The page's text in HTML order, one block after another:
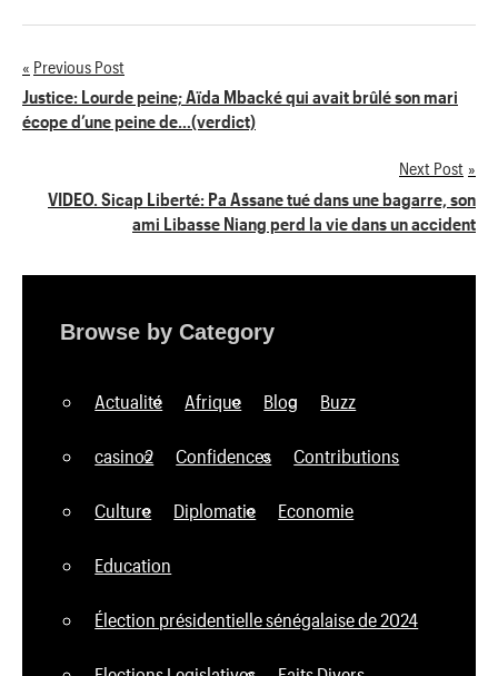
Navigation
de
Previous Post
Justice: Lourde peine; Aïda Mbacké qui avait brûlé son mari
écope d’une peine de…(verdict)
Next Post
VIDEO. Sicap Liberté: Pa Assane tué dans une bagarre, son
ami Libasse Niang perd la vie dans un accident
Browse by Category
Actualité Afrique Blog Buzz
casino2 Confidences Contributions
Culture Diplomatie Economie
Education
Élection présidentielle sénégalaise de 2024